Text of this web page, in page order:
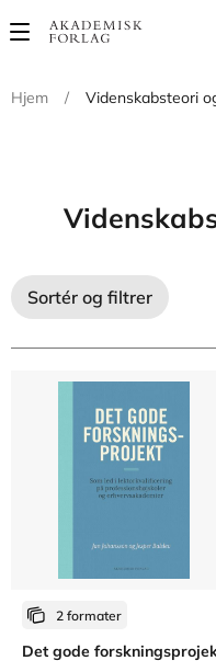
Main
Hjem
/ Videnskabsteori
Sortér og filtrer
2 formater
Det gode